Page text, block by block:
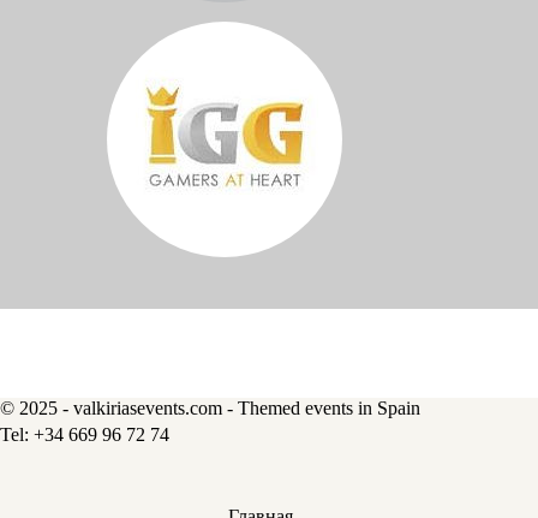
© 2025 - valkiriasevents.com - Themed events in Spain